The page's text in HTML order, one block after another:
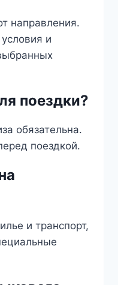
направления.
и
поездки?
обязательна.
поездкой.
и транспорт,